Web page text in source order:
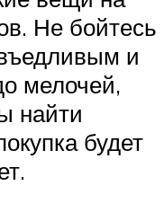
Не бойтесь
и
мелочей,
найти
будет